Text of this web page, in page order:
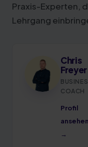
Praxis-Experten,
Lehrgang
Chris
Freyer
COACH
Profil
ansehen
→